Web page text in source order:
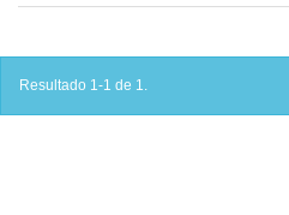
Resultado 1-1 de 1.